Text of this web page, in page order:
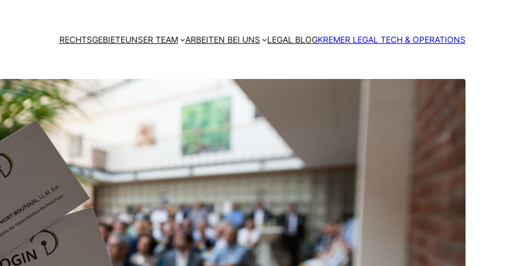
RECHTSGEBIETEUNSER TEAM ARBEITEN BEI UNS LEGAL BLOGKREMER LEGAL TECH & OPERATIONS